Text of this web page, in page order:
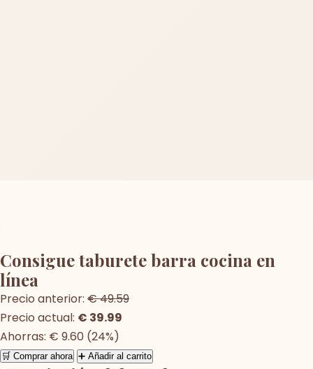
Consigue taburete barra cocina en
línea
Precio anterior: € 49.59
Precio actual: € 39.99
Ahorras: € 9.60 (24%)
🛒 Comprar ahora ➕ Añadir al carrito